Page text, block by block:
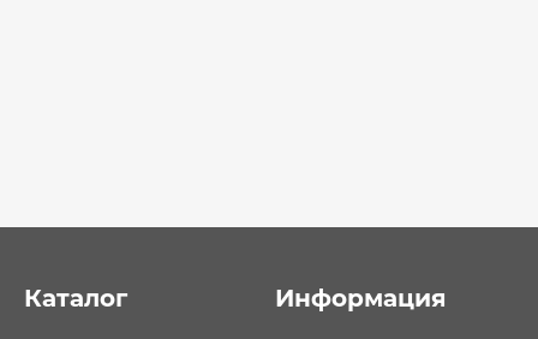
Каталог Информация